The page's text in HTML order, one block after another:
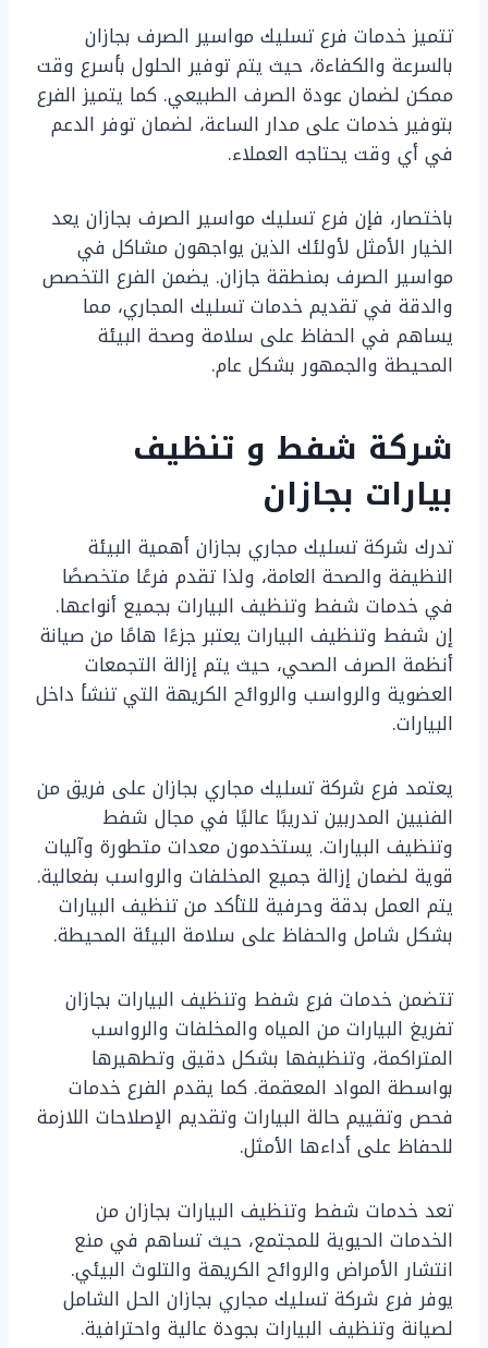
تتميز خدمات فرع تسليك مواسير الصرف بجازان
بالسرعة والكفاءة، حيث يتم توفير الحلول بأسرع وقت
ممكن لضمان عودة الصرف الطبيعي. كما يتميز الفرع
بتوفير خدمات على مدار الساعة، لضمان توفر الدعم
في أي وقت يحتاجه العملاء.
باختصار، فإن فرع تسليك مواسير الصرف بجازان يعد
الخيار الأمثل لأولئك الذين يواجهون مشاكل في
مواسير الصرف بمنطقة جازان. يضمن الفرع التخصص
والدقة في تقديم خدمات تسليك المجاري، مما
يساهم في الحفاظ على سلامة وصحة البيئة
المحيطة والجمهور بشكل عام.
شركة شفط و تنظيف
بيارات بجازان
تدرك شركة تسليك مجاري بجازان أهمية البيئة
النظيفة والصحة العامة، ولذا تقدم فرعًا متخصصًا
في خدمات شفط وتنظيف البيارات بجميع أنواعها.
إن شفط وتنظيف البيارات يعتبر جزءًا هامًا من صيانة
أنظمة الصرف الصحي، حيث يتم إزالة التجمعات
العضوية والرواسب والروائح الكريهة التي تنشأ داخل
البيارات.
يعتمد فرع شركة تسليك مجاري بجازان على فريق من
الفنيين المدربين تدريبًا عاليًا في مجال شفط
وتنظيف البيارات. يستخدمون معدات متطورة وآليات
قوية لضمان إزالة جميع المخلفات والرواسب بفعالية.
يتم العمل بدقة وحرفية للتأكد من تنظيف البيارات
بشكل شامل والحفاظ على سلامة البيئة المحيطة.
تتضمن خدمات فرع شفط وتنظيف البيارات بجازان
تفريغ البيارات من المياه والمخلفات والرواسب
المتراكمة، وتنظيفها بشكل دقيق وتطهيرها
بواسطة المواد المعقمة. كما يقدم الفرع خدمات
فحص وتقييم حالة البيارات وتقديم الإصلاحات اللازمة
للحفاظ على أداءها الأمثل.
تعد خدمات شفط وتنظيف البيارات بجازان من
الخدمات الحيوية للمجتمع، حيث تساهم في منع
انتشار الأمراض والروائح الكريهة والتلوث البيئي.
يوفر فرع شركة تسليك مجاري بجازان الحل الشامل
لصيانة وتنظيف البيارات بجودة عالية واحترافية.